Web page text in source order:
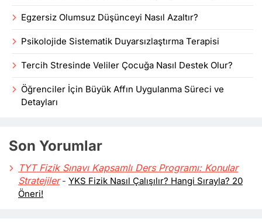
Egzersiz Olumsuz Düşünceyi Nasıl Azaltır?
Psikolojide Sistematik Duyarsızlaştırma Terapisi
Tercih Stresinde Veliler Çocuğa Nasıl Destek Olur?
Öğrenciler İçin Büyük Affın Uygulanma Süreci ve
Detayları
Son Yorumlar
TYT Fizik Sınavı Kapsamlı Ders Programı: Konular
Stratejiler- YKS Fizik Nasıl Çalışılır? Hangi Sırayla? 20
Öneri!